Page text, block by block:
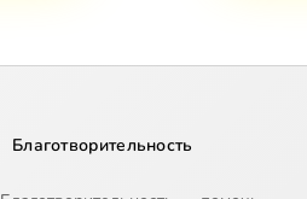
Благотворительность